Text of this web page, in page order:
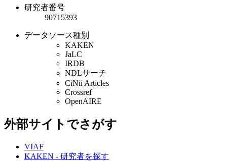
研究者番号
90715393
データソース種別
KAKEN
JaLC
IRDB
NDLサーチ
CiNii Articles
Crossref
OpenAIRE
外部サイトでさがす
VIAF
KAKEN - 研究者を探す